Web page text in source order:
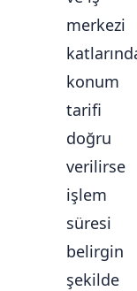
merkezi
konum
tarifi
doğru
verilirse
işlem
süresi
belirgin
şekilde